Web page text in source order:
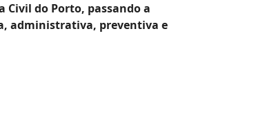
Civil do Porto, passando a
administrativa, preventiva e